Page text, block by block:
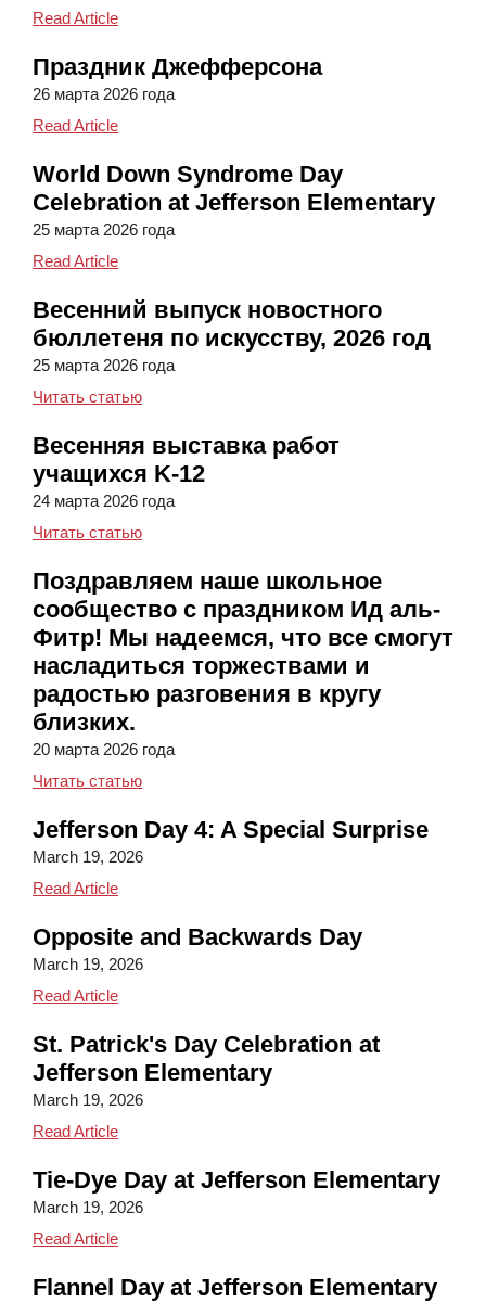
Read ArticleJefferson Students of the Month March 2026
Праздник Джефферсона
26 марта 2026 года
Read ArticleJefferson Celebration
World Down Syndrome Day
Celebration at Jefferson Elementary
25 марта 2026 года
Read ArticleWorld Down Syndrome Day Celebration at
Весенний выпуск новостного
бюллетеня по искусству, 2026 год
25 марта 2026 года
Читать статьюВесенний выпуск новостного бюллетеня по
Весенняя выставка работ
учащихся K-12
24 марта 2026 года
Читать статьюВесенняя выставка работ учащихся школ K-
Поздравляем наше школьное
сообщество с праздником Ид аль-
Фитр! Мы надеемся, что все смогут
насладиться торжествами и
радостью разговения в кругу
близких.
20 марта 2026 года
Читать статьюПоздравляем наше школьное сообщество с
Jefferson Day 4: A Special Surprise
March 19, 2026
Read ArticleJefferson Day 4: A Special Surprise
Opposite and Backwards Day
March 19, 2026
Read ArticleOpposite and Backwards Day
St. Patrick's Day Celebration at
Jefferson Elementary
March 19, 2026
Read ArticleSt. Patrick's Day Celebration at Jefferson
Tie-Dye Day at Jefferson Elementary
March 19, 2026
Read ArticleTie-Dye Day at Jefferson Elementary
Flannel Day at Jefferson Elementary